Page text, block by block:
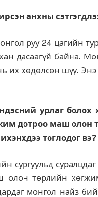
анхны
руу 24 цагийн
дасаагүй байна.
их хөдөлсөн шүү.
урлаг болох
дотроо маш олон
тоглодог вэ?
сургуульд
олон төрлийн
монгол найз